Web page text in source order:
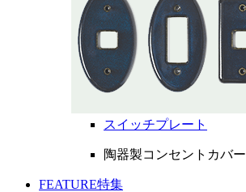
スイッチプレート
陶器製コンセントカバー
FEATURE特集